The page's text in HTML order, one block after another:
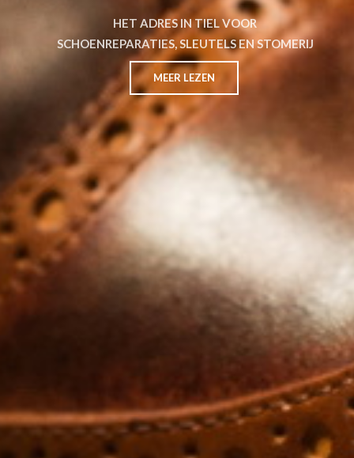
HET ADRES IN TIEL VOOR
SCHOENREPARATIES, SLEUTELS EN STOMERIJ
MEER LEZEN